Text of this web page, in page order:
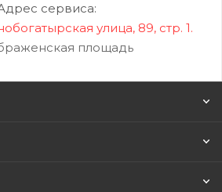
сервиса:
улица, 89, стр. 1.
площадь